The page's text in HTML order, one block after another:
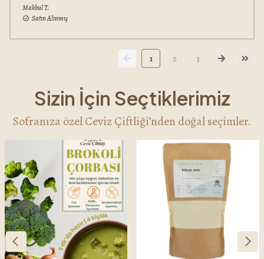
MakbulT.
Satın Alınmış
1 2 3
Sizin İçin Seçtiklerimiz
Sofranıza özel Ceviz Çiftliği’nden doğal seçimler.